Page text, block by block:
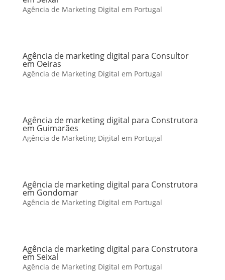
Agência de Marketing Digital em Portugal
Agência de marketing digital para Consultor
em Oeiras
Agência de Marketing Digital em Portugal
Agência de marketing digital para Construtora
em Guimarães
Agência de Marketing Digital em Portugal
Agência de marketing digital para Construtora
em Gondomar
Agência de Marketing Digital em Portugal
Agência de marketing digital para Construtora
em Seixal
Agência de Marketing Digital em Portugal